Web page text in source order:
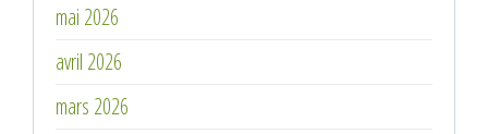
mai 2026
avril 2026
mars 2026